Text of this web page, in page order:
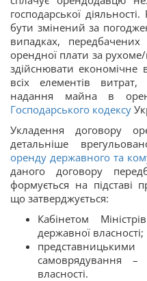
господарської
бути змінений за
випадках, передбачених
орендної плати за
здійснювати економічне
всіх елементів
надання майна в
Господарського кодексу
Укладення договору
детальніше
оренду державного та
даного договору
формується на підставі
що затверджується:
Кабінетом
державної власності;
самоврядування
власності.